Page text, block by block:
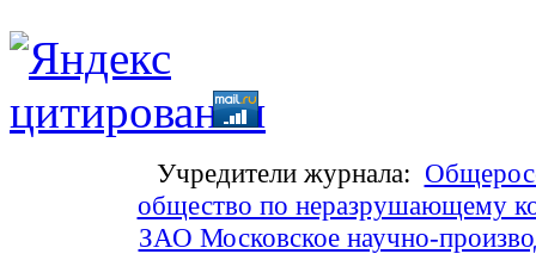
Учредители журнала:
общество по неразрушающему
ЗАО Московское научно-